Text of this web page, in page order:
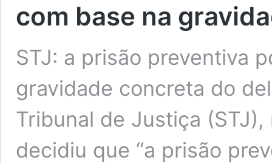
com base na
STJ: a prisão preventiva
gravidade concreta do
Tribunal de Justiça
decidiu que “a prisão